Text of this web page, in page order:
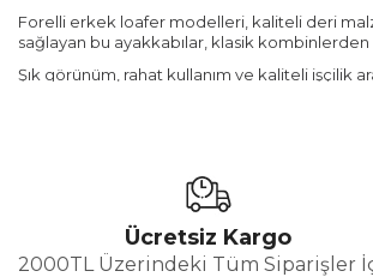
Forelli erkek loafer modelleri, kaliteli deri
sağlayan bu ayakkabılar, klasik
Şık görünüm, rahat kullanım ve kaliteli işçilik
anlamına gelen bir ayakkabı stilini ifade eder.
Erkek loafer ayakkabılar;
Günlük kullanım için rahat ayakkabı arayanlar
Ücretsiz Kargo
2000TL Üzerindeki Tüm Siparişler